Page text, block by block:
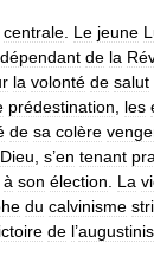
centrale Le jeune
de la
la volonté de salut
prédestination les
de sa colère
Dieu s’en tenant
à son élection La
du calvinisme
de l’